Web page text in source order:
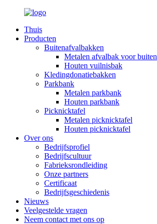
Thuis
Producten
Buitenafvalbakken
Metalen afvalbak voor buiten
Houten vuilnisbak
Kledingdonatiebakken
Parkbank
Metalen parkbank
Houten parkbank
Picknicktafel
Metalen picknicktafel
Houten picknicktafel
Over ons
Bedrijfsprofiel
Bedrijfscultuur
Fabrieksrondleiding
Onze partners
Certificaat
Bedrijfsgeschiedenis
Nieuws
Veelgestelde vragen
Neem contact met ons op